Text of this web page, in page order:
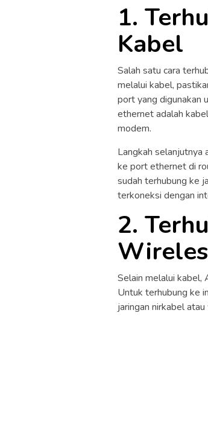
1.
Kabel
Salah satu cara
melalui kabel,
port yang digunakan
ethernet adalah
modem.
Langkah
ke port ethernet di
sudah terhubung ke
terkoneksi dengan
2.
Selain melalui kabel,
Untuk terhubung ke
jaringan nirkabel